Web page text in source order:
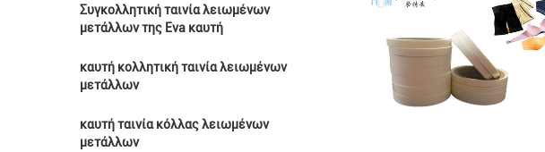
Συγκολλητική ταινία λειωμένων
μετάλλων της Eva καυτή
καυτή κολλητική ταινία λειωμένων
μετάλλων
καυτή ταινία κόλλας λειωμένων
μετάλλων